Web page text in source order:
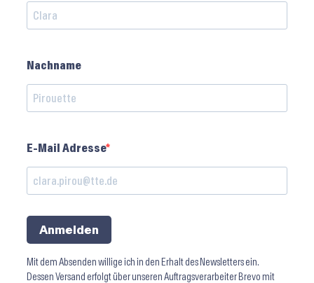
Nachname
E-Mail Adresse
Anmelden
Mit dem Absenden willige ich in den Erhalt des Newsletters ein.
Dessen Versand erfolgt über unseren Auftragsverarbeiter Brevo mit